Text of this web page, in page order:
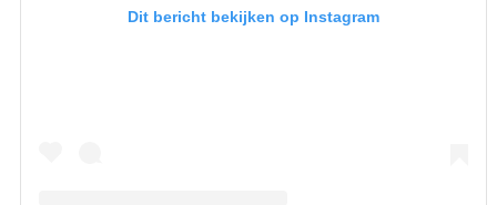
Dit bericht bekijken op Instagram